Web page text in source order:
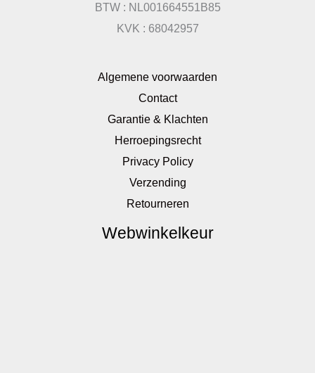
BTW : NL001664551B85
KVK : 68042957
Algemene voorwaarden
Contact
Garantie & Klachten
Herroepingsrecht
Privacy Policy
Verzending
Retourneren
Webwinkelkeur